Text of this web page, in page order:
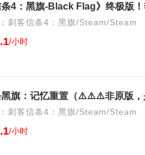
条4：黑旗-Black Flag》终极版
刺客信条4：黑旗/Steam/Steam
/小时
刺客信条4：黑旗/Steam/Steam
/小时